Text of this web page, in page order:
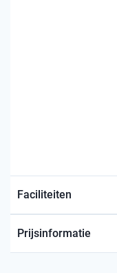
Faciliteiten
Prijsinformatie